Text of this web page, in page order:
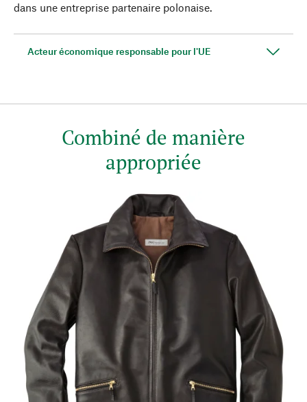
dans une entreprise partenaire polonaise.
Acteur économique responsable pour l'UE
Combiné de manière
appropriée